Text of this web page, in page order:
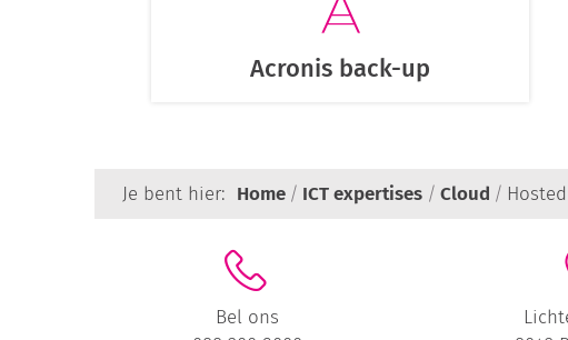
Acronis back-up
Je bent hier: Home ICT expertises Cloud
Bel ons